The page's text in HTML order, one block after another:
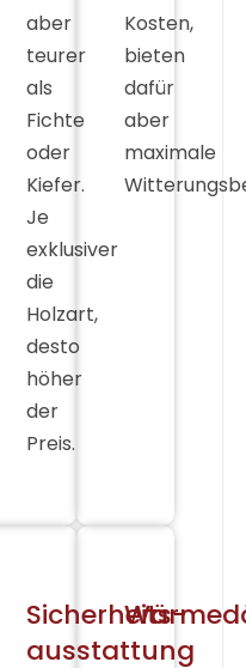
aber
teurer
als
Fichte
oder
Kiefer.
Je
exklusiver
die
Holzart,
desto
höher
der
Preis.
Kosten,
bieten
dafür
aber
maximale
Sicherheits-
ausstattung